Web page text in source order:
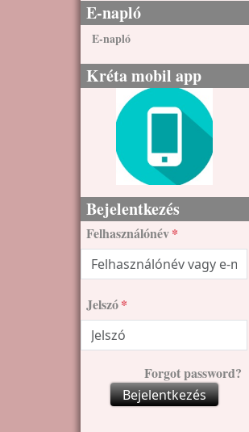
E-napló
E-napló
Kréta mobil app
Bejelentkezés
Felhasználónév
Jelszó
Forgot password?
Bejelentkezés